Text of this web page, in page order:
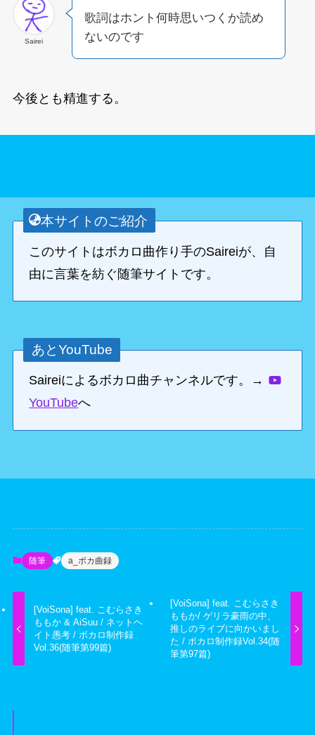
Sairei
歌詞はホント何時思いつくか読め
ないのです
今後とも精進する。
本サイトのご紹介
このサイトはボカロ曲作り手のSaireiが、自
由に言葉を紡ぐ随筆サイトです。
あとYouTube
Saireiによるボカロ曲チャンネルです。→
YouTubeへ
随筆 a_ボカ曲録
[VoiSona] feat. こむらさき
ももか & AiSuu / ネットヘ
イト愚考 / ボカロ制作録
Vol.36(随筆第99篇)
[VoiSona] feat. こむらさき
ももか/ ゲリラ豪雨の中、
推しのライブに向かいまし
た / ボカロ制作録Vol.34(随
筆第97篇)